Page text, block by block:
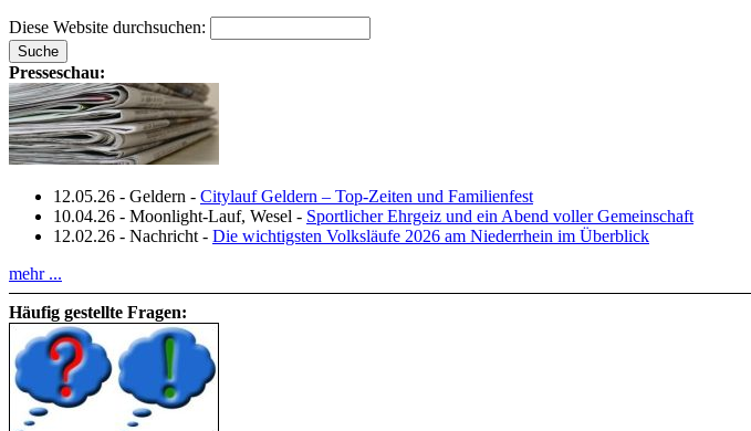
Diese Website durchsuchen:
Presseschau:
12.05.26 - Geldern - Citylauf Geldern – Top‑Zeiten und Familienfest
10.04.26 - Moonlight-Lauf, Wesel - Sportlicher Ehrgeiz und ein Abend voller Gemeinschaft
12.02.26 - Nachricht - Die wichtigsten Volksläufe 2026 am Niederrhein im Überblick
mehr ...
Häufig gestellte Fragen: